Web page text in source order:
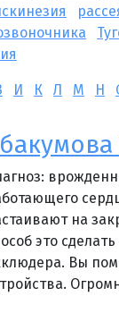
И К Л М Н
на
это
Вы